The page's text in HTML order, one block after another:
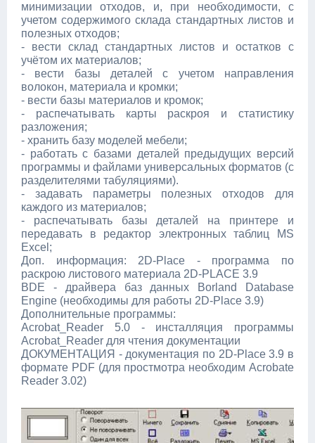
минимизации отходов, и, при необходимости, с
учетом содержимого склада стандартных листов и
полезных отходов;
- вести склад стандартных листов и остатков с
учётом их материалов;
- вести базы деталей с учетом направления
волокон, материала и кромки;
- вести базы материалов и кромок;
- распечатывать карты раскроя и статистику
разложения;
- хранить базу моделей мебели;
- работать с базами деталей предыдущих версий
программы и файлами универсальных форматов (с
разделителями табуляциями).
- задавать параметры полезных отходов для
каждого из материалов;
- распечатывать базы деталей на принтере и
передавать в редактор электронных таблиц MS
Excel;
Доп. информация: 2D-Place - программа по
раскрою листового материала 2D-PLACE 3.9
BDE - драйвера баз данных Borland Database
Engine (необходимы для работы 2D-Place 3.9)
Дополнительные программы:
Acrobat_Reader 5.0 - инсталляция программы
Acrobat_Reader для чтения документации
ДОКУМЕНТАЦИЯ - документация по 2D-Place 3.9 в
формате PDF (для простмотра необходим Acrobate
Reader 3.02)